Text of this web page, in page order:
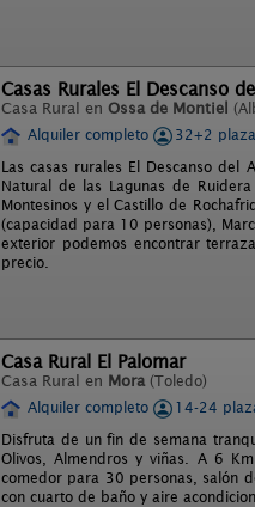
Casas Rurales El Descanso
Casa Rural en Ossa de Montiel
Alquiler completo
32+2
Las casas rurales El Descanso
Natural de las Lagunas de
Montesinos y el Castillo de
(capacidad para 10 personas),
exterior podemos encontrar
precio.
Casa Rural El Palomar
Casa Rural en Mora (Toledo)
Alquiler completo
14-24
Disfruta de un fin de semana
Olivos, Almendros y viñas. A 6
comedor para 30 personas, salón
con cuarto de baño y aire